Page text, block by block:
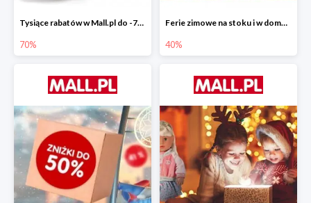
Tysiące rabatów w Mall.pl do -70%
70%
Ferie zimowe na stoku i w domu w Mall.pl do -40%
40%